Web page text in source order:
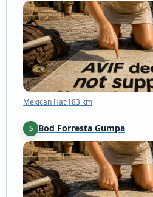
Mexican Hat·183 km
Mexican Hat·183 km
5 Bod Forresta Gumpa
Mexican Hat·197 km